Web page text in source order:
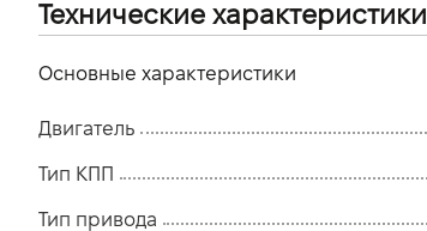
Технические характеристики
Основные характеристики
Двигатель
Тип КПП
Тип привода